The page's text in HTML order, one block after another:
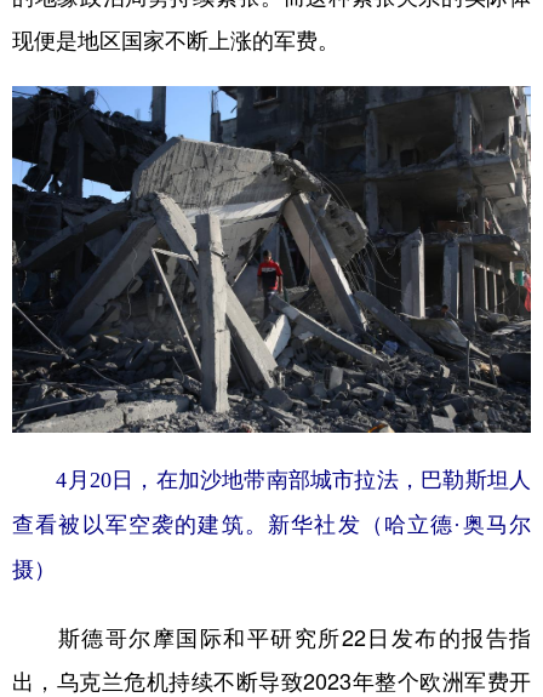
现便是地区国家不断上涨的军费。
4月20日，在加沙地带南部城市拉法，巴勒斯坦人
查看被以军空袭的建筑。新华社发（哈立德·奥马尔
摄）
斯德哥尔摩国际和平研究所22日发布的报告指
出，乌克兰危机持续不断导致2023年整个欧洲军费开